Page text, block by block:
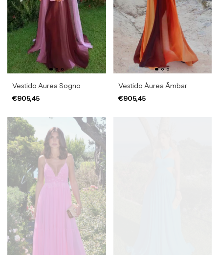
Vestido Aurea Sogno
€905,45
Vestido Áurea Âmbar
€905,45